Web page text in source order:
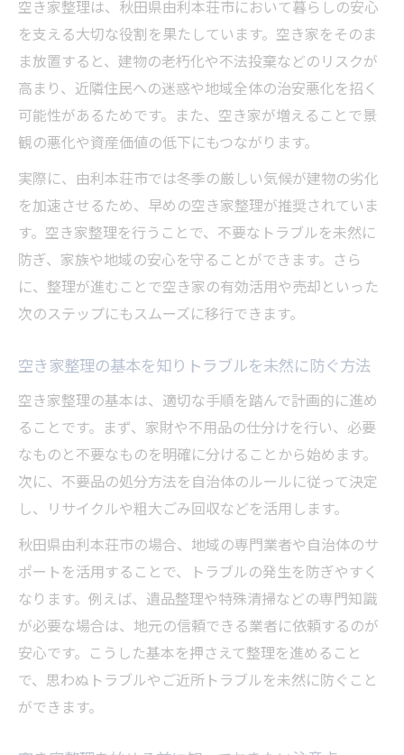
効率的な空き家整理の進め方と具体的な手
順
空き家整理で不用品を賢く分別・処分する
秘訣
プロが教える空き家整理の時短テクニック
空き家整理をスムーズに進めるコツと計画
例
安心活用のために知りたい空き家整理の基礎
空き家整理の基礎知識と安心活用のポイン
ト
由
空き家整理でトラブルを回避するための基
礎
空き家整理で活用を進めるための準備とは
空き家整理の基本を押さえた安心活用法
由利本荘市ならではの空き家片付け対策法
由利本荘市の気候に合わせた空き家整理方
法
地域特性を活かした空き家整理の工夫とは
由利本荘市で実践したい空き家整理のポイ
ント
空き家整理は、秋田県由利本荘市において暮らしの安心
を支える大切な役割を果たしています。空き家をそのま
ま放置すると、建物の老朽化や不法投棄などのリスクが
高まり、近隣住民への迷惑や地域全体の治安悪化を招く
可能性があるためです。また、空き家が増えることで景
観の悪化や資産価値の低下にもつながります。
実際に、由利本荘市では冬季の厳しい気候が建物の劣化
を加速させるため、早めの空き家整理が推奨されていま
す。空き家整理を行うことで、不要なトラブルを未然に
防ぎ、家族や地域の安心を守ることができます。さら
に、整理が進むことで空き家の有効活用や売却といった
次のステップにもスムーズに移行できます。
空き家整理の基本を知りトラブルを未然に防ぐ方法
空き家整理の基本は、適切な手順を踏んで計画的に進め
ることです。まず、家財や不用品の仕分けを行い、必要
なものと不要なものを明確に分けることから始めます。
次に、不要品の処分方法を自治体のルールに従って決定
し、リサイクルや粗大ごみ回収などを活用します。
秋田県由利本荘市の場合、地域の専門業者や自治体のサ
ポートを活用することで、トラブルの発生を防ぎやすく
なります。例えば、遺品整理や特殊清掃などの専門知識
が必要な場合は、地元の信頼できる業者に依頼するのが
安心です。こうした基本を押さえて整理を進めること
で、思わぬトラブルやご近所トラブルを未然に防ぐこと
ができます。